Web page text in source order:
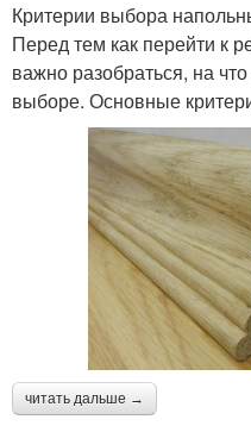
Критерии выбора
Перед тем как перейти к
важно разобраться, на
выборе. Основные
читать дальше →